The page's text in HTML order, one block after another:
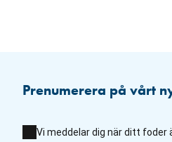
Prenumerera på vårt
Vi meddelar dig när ditt foder